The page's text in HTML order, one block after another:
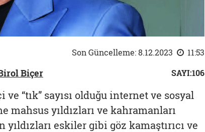
Son Güncelleme: 8.12.2023 11:53
Biçer SAYI:106
“tık” sayısı olduğu internet ve sosyal
mahsus yıldızları ve kahramanları
eskiler gibi göz kamaştırıcı ve